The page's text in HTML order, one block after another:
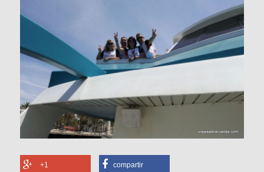
+1 compartir